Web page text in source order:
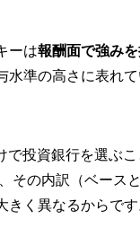
ーは報酬面で強み
準の高さに表れて
投資銀行を選ぶ
その内訳（ベース
く異なるからです